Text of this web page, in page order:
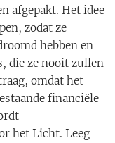
afgepakt. Het idee
zodat ze
hebben en
die ze nooit zullen
omdat het
financiële
het Licht. Leeg